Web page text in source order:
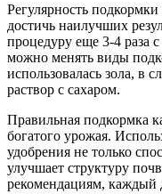
Регулярность
достичь наилучших
процедуру еще 3-4 раза
можно менять виды
использовалась зола, в
раствор с сахаром.
Правильная подкормка
богатого урожая.
удобрения не только
улучшает структуру
рекомендациям, каждый